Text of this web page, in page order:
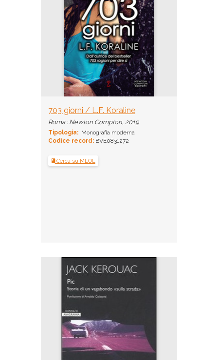
703 giorni / L.F. Koraline
Roma : Newton Compton, 2019
Tipologia: Monografia moderna
Codice record: BVE0831272
Cerca su MLOL